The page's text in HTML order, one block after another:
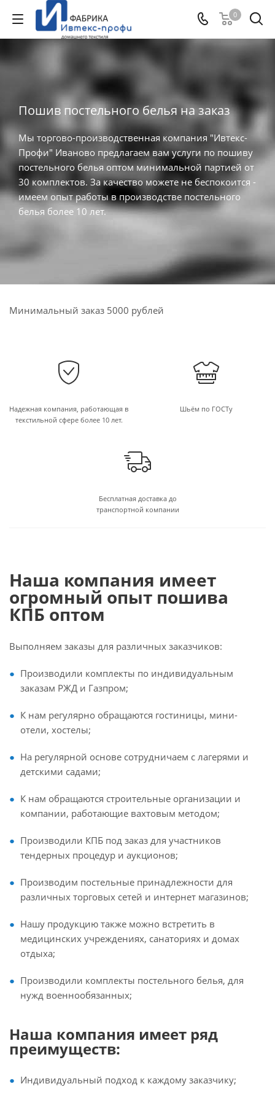
0
Пошив постельного белья на заказ
Мы торгово-производственная компания "Ивтекс-
Профи" Иваново предлагаем вам услуги по пошиву
постельного белья оптом минимальной партией от
30 комплектов. За качество можете не беспокоится -
имеем опыт работы в производстве постельного
белья более 10 лет.
Минимальный заказ 5000 рублей
Надежная компания, работающая в
текстильной сфере более 10 лет.
Шьём по ГОСТу
Бесплатная доставка до
транспортной компании
Наша компания имеет
огромный опыт пошива
КПБ оптом
Выполняем заказы для различных заказчиков:
Производили комплекты по индивидуальным
заказам РЖД и Газпром;
К нам регулярно обращаются гостиницы, мини-
отели, хостелы;
На регулярной основе сотрудничаем с лагерями и
детскими садами;
К нам обращаются строительные организации и
компании, работающие вахтовым методом;
Производили КПБ под заказ для участников
тендерных процедур и аукционов;
Производим постельные принадлежности для
различных торговых сетей и интернет магазинов;
Нашу продукцию также можно встретить в
медицинских учреждениях, санаториях и домах
отдыха;
Производили комплекты постельного белья, для
нужд военнообязанных;
Наша компания имеет ряд
преимуществ:
Индивидуальный подход к каждому заказчику;